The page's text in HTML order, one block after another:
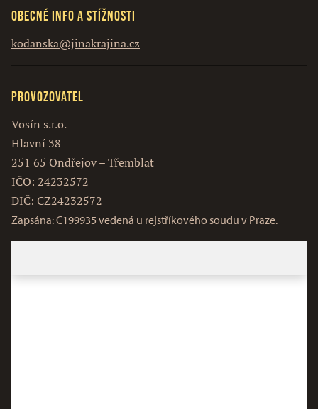
Obecné info a stížnosti
kodanska@jinakrajina.cz
Provozovatel
Vosín s.r.o.
Hlavní 38
251 65 Ondřejov – Třemblat
IČO: 24232572
DIČ: CZ24232572
Zapsána: C199935 vedená u rejstříkového soudu v Praze.